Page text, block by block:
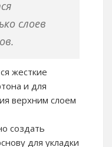
слоев
жесткие
и для
верхним слоем
создать
для укладки